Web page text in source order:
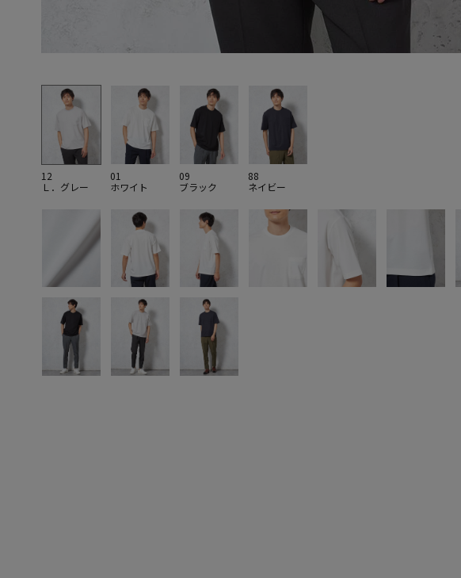
12
Ｌ．グレー
01
ホワイト
09
ブラック
88
ネイビー